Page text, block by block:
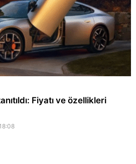
Fiyatı ve özellikleri